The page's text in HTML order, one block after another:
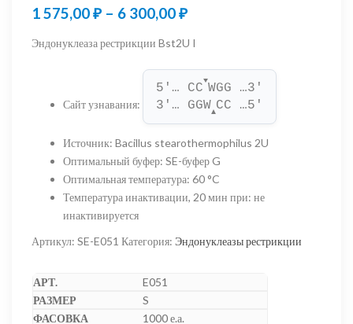
1 575,00₽ – 6 300,00₽Диапазон
цен:
575,00 ₽
–
6
300,00 ₽
Эндонуклеаза рестрикции Bst2U I
Сайт узнавания:
5'… CC
▼
WGG …3'
3'… GGW▲CC …5'
Источник: Bacillus stearothermophilus 2U
Оптимальный буфер: SE-буфер G
Оптимальная температура: 60 °C
Температура инактивации, 20 мин при: не
инактивируется
Артикул: SE-E051 Категория: Эндонуклеазы рестрикции
E051
S
1000 е.а.